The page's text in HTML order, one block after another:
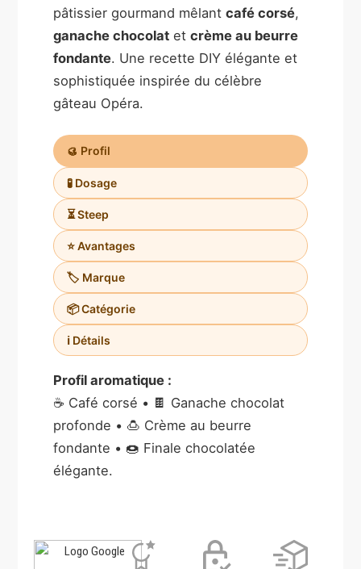
pâtissier gourmand mêlantcafé corsé,
ganache chocolat etcrème au beurre
fondante. Une recette DIY élégante et
sophistiquée inspirée du célèbre
gâteau Opéra.
🥮 Profil
🧪 Dosage
⏳ Steep
⭐ Avantages
🏷️ Marque
📦 Catégorie
ℹ️ Détails
Profil aromatique :
☕ Café corsé • 🍫 Ganache chocolat
profonde • 🍮 Crème au beurre
fondante • 🍩 Finale chocolatée
élégante.